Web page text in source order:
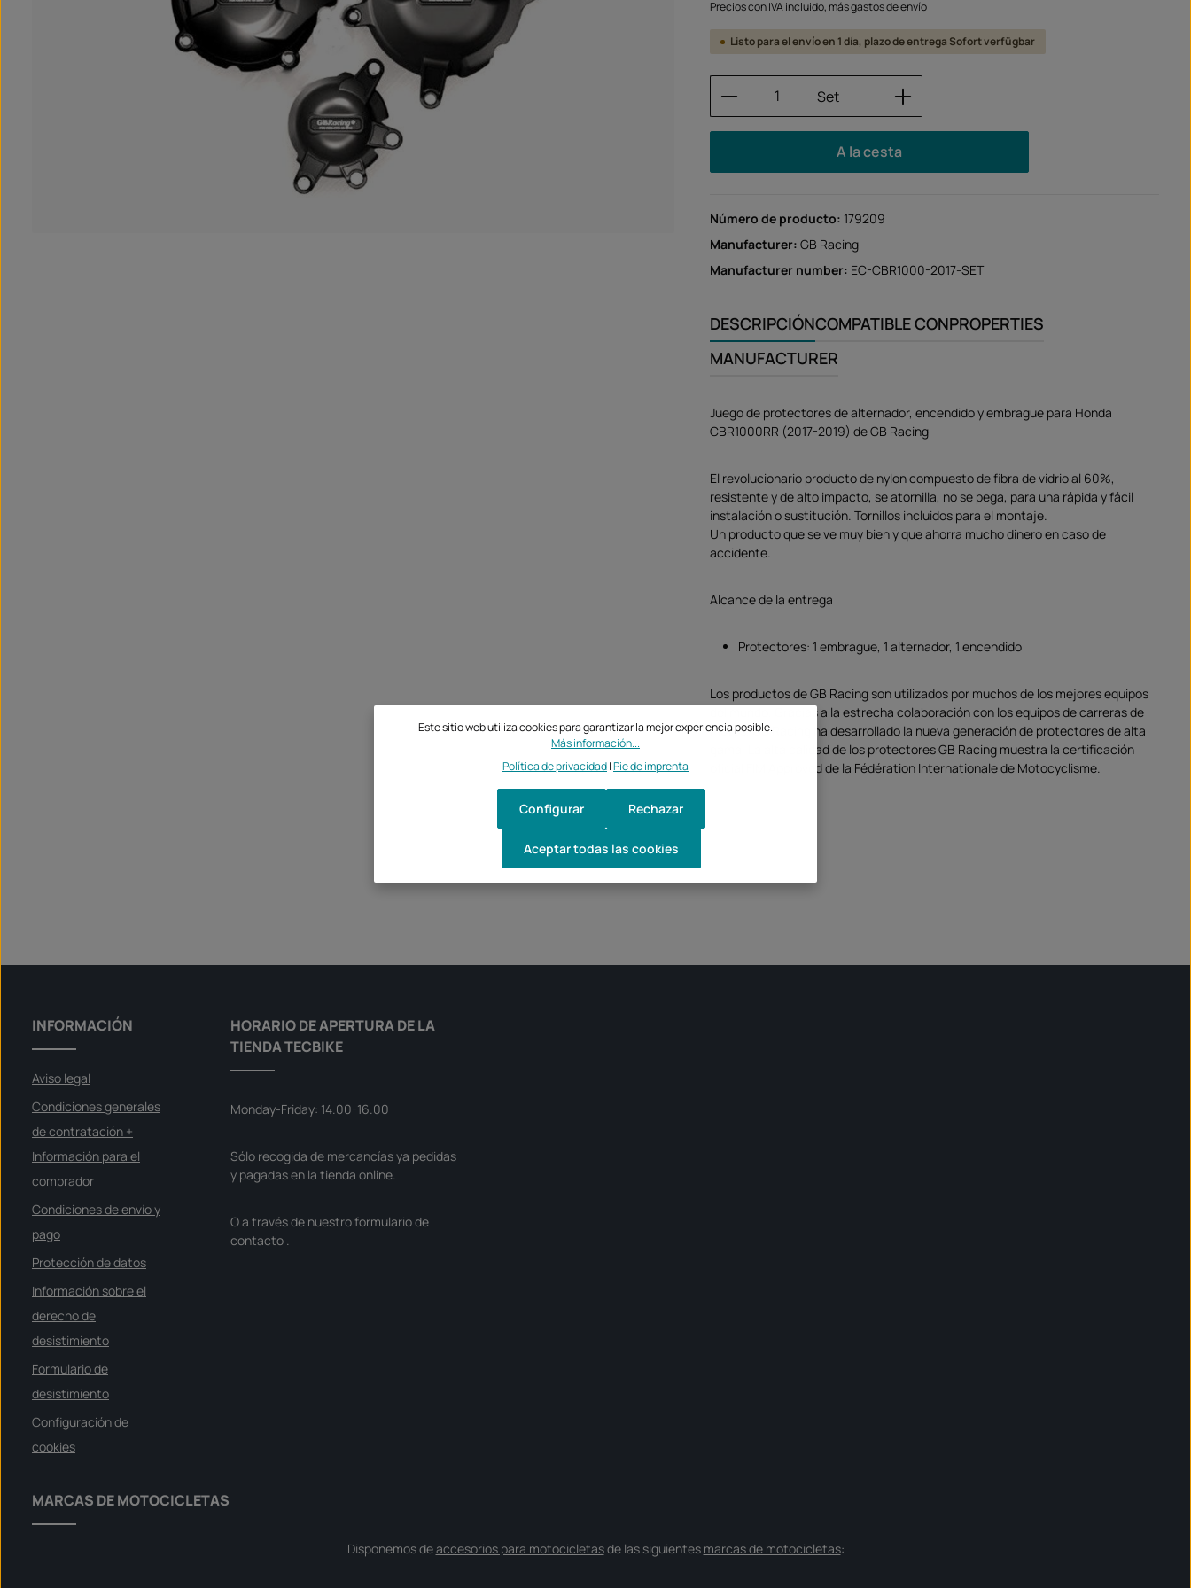
Precios con IVA incluido, más gastos de envío
Listo para el envío en 1 día, plazo de entrega Sofort verfügbar
Cantidad del producto: introduce la cantidad
Set
A la cesta
Número de producto: 179209
Manufacturer:GB Racing
Manufacturer number: EC-CBR1000-2017-SET
DESCRIPCIÓNCOMPATIBLE CONPROPERTIES
MANUFACTURER
Juego de protectores de alternador, encendido y embrague para Honda
CBR1000RR (2017-2019) de GB Racing
El revolucionario producto de nylon compuesto de fibra de vidrio al 60%,
resistente y de alto impacto, se atornilla, no se pega, para una rápida y fácil
instalación o sustitución. Tornillos incluidos para el montaje.
Un producto que se ve muy bien y que ahorra mucho dinero en caso de
accidente.
Alcance de la entrega
Protectores: 1 embrague, 1 alternador, 1 encendido
Los productos de GB Racing son utilizados por muchos de los mejores equipos
del mundo. Gracias a la estrecha colaboración con los equipos de carreras de
motos, GB Racing ha desarrollado la nueva generación de protectores de alta
gama. La alta calidad de los protectores GB Racing muestra la certificación
oficial FIM Approved de la Fédération Internationale de Motocyclisme.
INFORMACIÓN
Aviso legal
Condiciones generales
de contratación +
Información para el
comprador
Condiciones de envío y
pago
Protección de datos
Información sobre el
derecho de
desistimiento
Formulario de
desistimiento
Configuración de
cookies
HORARIO DE APERTURA DE LA
TIENDA TECBIKE
Monday-Friday: 14.00-16.00
Sólo recogida de mercancías ya pedidas
y pagadas en la tienda online.
O a través de nuestro formulario de
contacto .
MARCAS DE MOTOCICLETAS
Disponemos deaccesorios para motocicletasde las siguientes marcas de motocicletas:
Este sitio web utiliza cookies para garantizar la mejor experiencia posible.
Más información...
Política de privacidad|Pie de imprenta
Rechazar
Configurar
Aceptar todas las cookies